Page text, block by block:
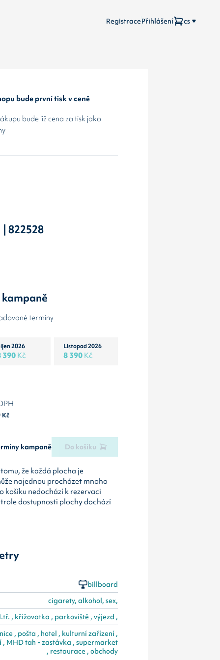
RegistracePřihlášení cs
bude první tisk v ceně
bude již cena za tisk jako
822528
termíny
2026
390Kč
Listopad 2026
8 390Kč
Kč
kampaně Do košíku
že každá plocha je
najednou procházet mnoho
košíku nedochází k rezervaci
dostupnosti plochy dochází
billboard
cigarety, alkohol, sex,
, křižovatka , parkoviště , výjezd ,
, pošta , hotel , kulturní zařízení ,
, MHD tah - zastávka , supermarket
, restaurace , obchody